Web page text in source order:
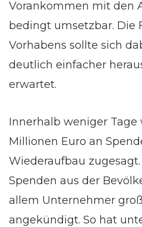
Vorankommen mit den
bedingt umsetzbar. Die
Vorhabens sollte sich
deutlich einfacher
erwartet.
Innerhalb weniger Tage
Millionen Euro an
Wiederaufbau
Spenden aus der
allem Unternehmer
angekündigt. So hat